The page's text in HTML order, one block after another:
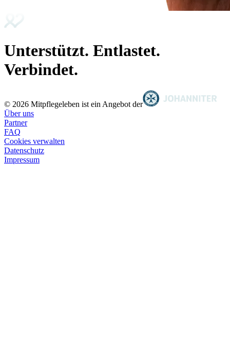
Unterstützt. Entlastet.
Verbindet.
© 2026 Mitpflegeleben ist ein Angebot der
Über uns
Partner
FAQ
Cookies verwalten
Datenschutz
Impressum